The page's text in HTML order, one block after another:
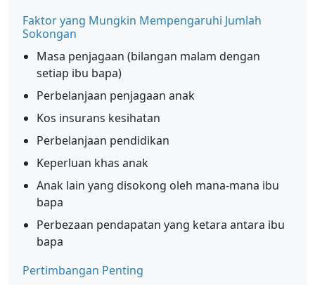
Faktor yang Mungkin Mempengaruhi Jumlah
Sokongan
Masa penjagaan (bilangan malam dengan
setiap ibu bapa)
Perbelanjaan penjagaan anak
Kos insurans kesihatan
Perbelanjaan pendidikan
Keperluan khas anak
Anak lain yang disokong oleh mana-mana ibu
bapa
Perbezaan pendapatan yang ketara antara ibu
bapa
Pertimbangan Penting